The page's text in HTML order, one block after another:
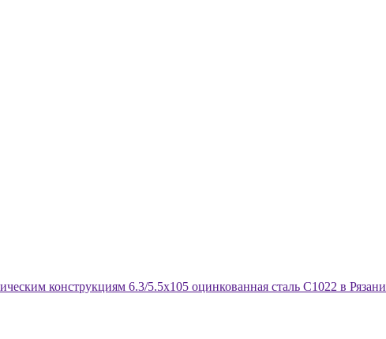
конструкциям 6.3/5.5х105 оцинкованная сталь С1022 в Рязани